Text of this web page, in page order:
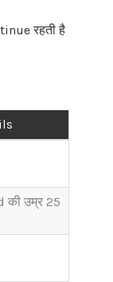
रहती है
की उम्र 25